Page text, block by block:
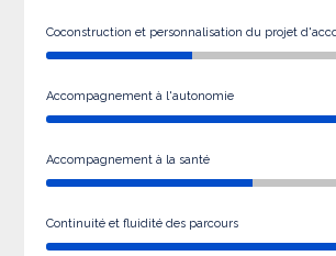
Coconstruction et personnalisation du projet
Accompagnement à l'autonomie
Accompagnement à la santé
Continuité et fluidité des parcours